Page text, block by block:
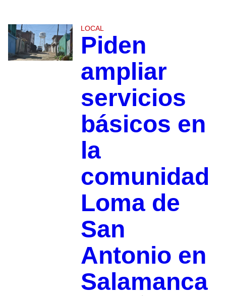
LOCAL
Piden
ampliar
servicios
básicos en
la
comunidad
Loma de
San
Antonio en
Salamanca